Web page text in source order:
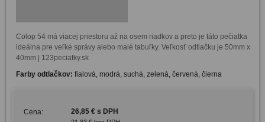
Colop 54 má viacej priestoru až na osem riadkov a preto je táto pečiatka
ideálna pre veľké správy alebo malé tabuľky. Veľkosť odtlačku je 50mm x
40mm | 123peciatky.sk
Farby odtlačkov: fialová, modrá, suchá, zelená, červená, čierna
Cena: 26,85 € s DPH